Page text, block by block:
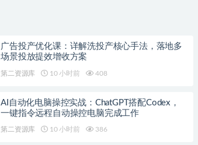
广告投产优化课：详解洗投产核心手法，落地多
场景投放提效增收方案
第二资源库 10 小时前 408
AI自动化电脑操控实战：ChatGPT搭配Codex，
一键指令远程自动操控电脑完成工作
第二资源库 10 小时前 386